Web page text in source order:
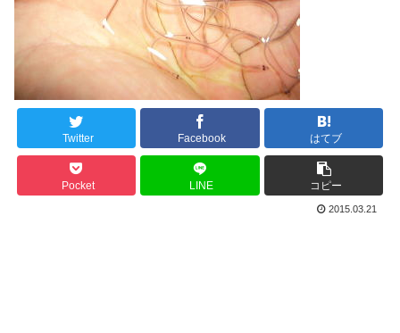
Twitter Facebook はてブ
Pocket LINE コピー
2015.03.21